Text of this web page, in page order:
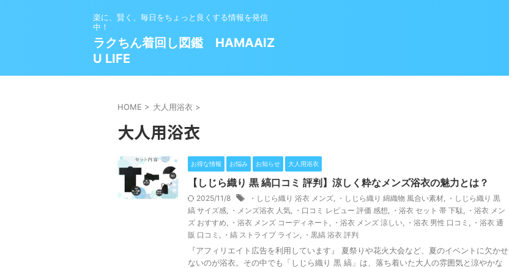
楽に、賢く、毎日をちょっと良くする情報を発信
中！
ラクちん着回し図鑑 HAMAAIZ
U LIFE
HOME > 大人用浴衣 >
大人用浴衣
お得な情報 お悩み お知らせ 大人用浴衣
【しじら織り 黒 縞口コミ 評判】涼しく粋なメンズ浴衣の魅力とは？
2025/11/8 ・しじら織り 浴衣 メンズ, ・しじら織り 綿織物 風合い素材, ・しじら織り 黒
縞 サイズ感, ・メンズ浴衣 人気, ・口コミ レビュー 評価 感想, ・浴衣 セット 帯 下駄, ・浴衣 メン
ズ おすすめ, ・浴衣 メンズ コーディネート , ・浴衣 メンズ 涼しい, ・浴衣 男性 口コミ , ・浴衣 通
販 口コミ , ・縞 ストライプ ライン, ・黒縞 浴衣 評判
『アフィリエイト広告を利用しています』 夏祭りや花火大会など、夏のイベントに欠かせ
ないのが浴衣。その中でも「しじら織り 黒 縞」は、落ち着いた大人の雰囲気と涼やかな